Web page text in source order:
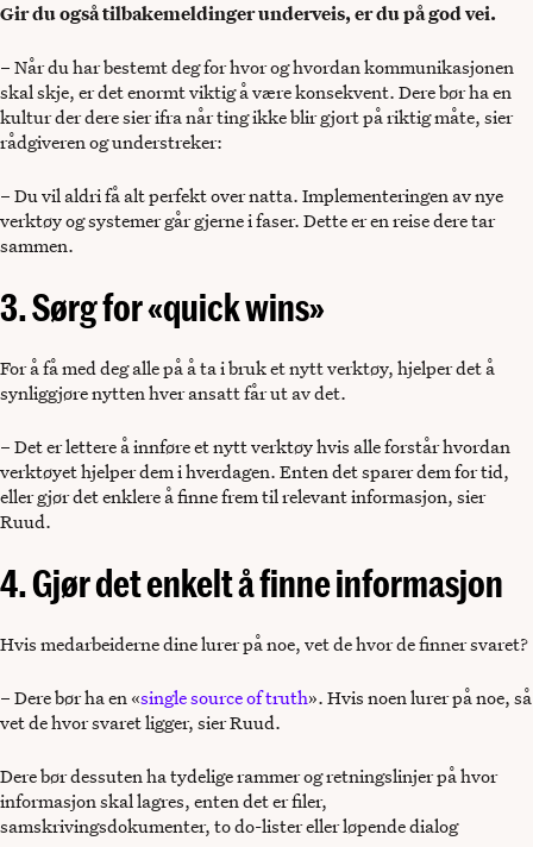
Gir du også tilbakemeldinger underveis, er du på god vei.
– Når du har bestemt deg for hvor og hvordan kommunikasjonen
skal skje, er det enormt viktig å være konsekvent. Dere bør ha en
kultur der dere sier ifra når ting ikke blir gjort på riktig måte, sier
rådgiveren og understreker:
– Du vil aldri få alt perfekt over natta. Implementeringen av nye
verktøy og systemer går gjerne i faser. Dette er en reise dere tar
sammen.
3. Sørg for «quick wins»
For å få med deg alle på å ta i bruk et nytt verktøy, hjelper det å
synliggjøre nytten hver ansatt får ut av det.
– Det er lettere å innføre et nytt verktøy hvis alle forstår hvordan
verktøyet hjelper dem i hverdagen. Enten det sparer dem for tid,
eller gjør det enklere å finne frem til relevant informasjon, sier
Ruud.
4. Gjør det enkelt å finne informasjon
Hvis medarbeiderne dine lurer på noe, vet de hvor de finner svaret?
– Dere bør ha en «single source of truth». Hvis noen lurer på noe, så
vet de hvor svaret ligger, sier Ruud.
Dere bør dessuten ha tydelige rammer og retningslinjer på hvor
informasjon skal lagres, enten det er filer,
samskrivingsdokumenter, to do-lister eller løpende dialog